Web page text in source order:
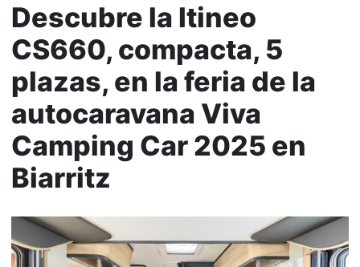
Descubre la Itineo
CS660, compacta, 5
plazas, en la feria de la
autocaravana Viva
Camping Car 2025 en
Biarritz